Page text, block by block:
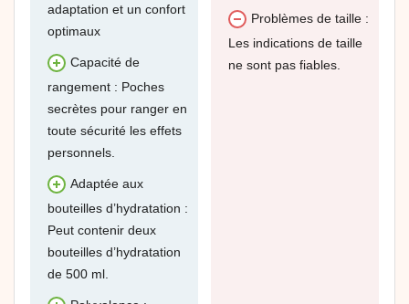
adaptation et un confort
optimaux
Capacité de
rangement : Poches
secrètes pour ranger en
toute sécurité les effets
personnels.
Adaptée aux
bouteilles d’hydratation :
Peut contenir deux
bouteilles d’hydratation
de 500 ml.
Problèmes de taille :
Les indications de taille
ne sont pas fiables.